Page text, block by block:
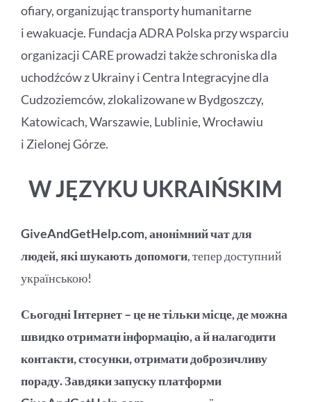
ofiary, organizując transporty humanitarne
i ewakuacje. Fundacja ADRA Polska przy wsparciu
organizacji CARE prowadzi także schroniska dla
uchodźców z Ukrainy i Centra Integracyjne dla
Cudzoziemców, zlokalizowane w Bydgoszczy,
Katowicach, Warszawie, Lublinie, Wrocławiu
i Zielonej Górze.
W JĘZYKU UKRAIŃSKIM
GiveAndGetHelp.com, анонімний чат для
людей, які шукають допомоги, тепер доступний
українською!
Сьогодні Інтернет – це не тільки місце, де можна
швидко отримати інформацію, а й налагодити
контакти, стосунки, отримати доброзичливу
пораду. Завдяки запуску платформи